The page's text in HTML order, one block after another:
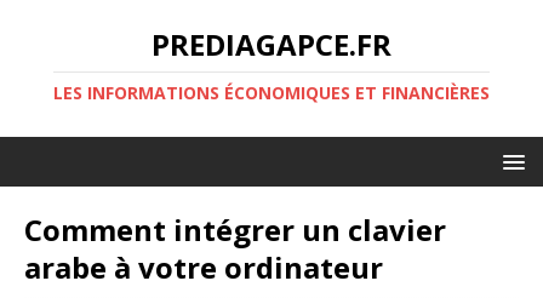
PREDIAGAPCE.FR
LES INFORMATIONS ÉCONOMIQUES ET FINANCIÈRES
Comment intégrer un clavier
arabe à votre ordinateur